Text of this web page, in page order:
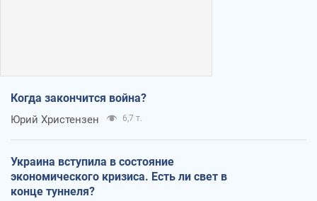
Когда закончится война?
Юрий Христензен 6,7 т.
Украина вступила в состояние
экономического кризиса. Есть ли свет в
конце туннеля?